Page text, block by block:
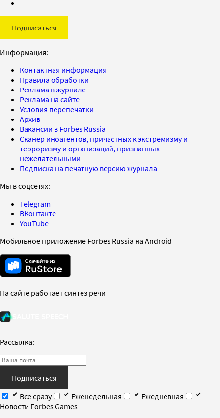
Подписаться
Информация:
Контактная информация
Правила обработки
Реклама в журнале
Реклама на сайте
Условия перепечатки
Архив
Вакансии в Forbes Russia
Сканер иноагентов, причастных к экстремизму и
терроризму и организаций, признанных
нежелательными
Подписка на печатную версию журнала
Мы в соцсетях:
Telegram
ВКонтакте
YouTube
Мобильное приложение Forbes Russia на Android
На сайте работает синтез речи
Рассылка:
Подписаться
Все сразу
Еженедельная
Ежедневная
Новости Forbes Games